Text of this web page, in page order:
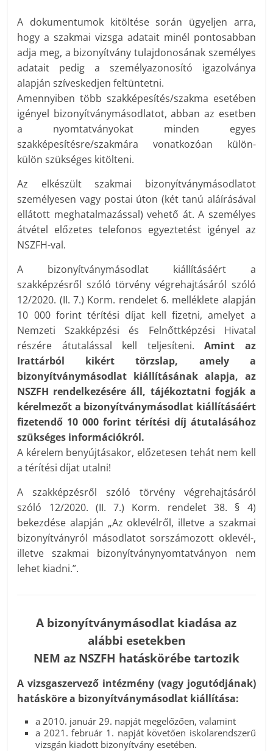
A dokumentumok kitöltése során ügyeljen arra,
hogy a szakmai vizsga adatait minél pontosabban
adja meg, a bizonyítvány tulajdonosának személyes
adatait pedig a személyazonosító igazolványa
alapján szíveskedjen feltüntetni.
Amennyiben több szakképesítés/szakma esetében
igényel bizonyítványmásodlatot, abban az esetben
a nyomtatványokat minden egyes
szakképesítésre/szakmára vonatkozóan külön-
külön szükséges kitölteni.
Az elkészült szakmai bizonyítványmásodlatot
személyesen vagy postai úton (két tanú aláírásával
ellátott meghatalmazással) vehető át. A személyes
átvétel előzetes telefonos egyeztetést igényel az
NSZFH-val.
A bizonyítványmásodlat kiállításáért a
szakképzésről szóló törvény végrehajtásáról szóló
12/2020. (II. 7.) Korm. rendelet 6. melléklete alapján
10 000 forint térítési díjat kell fizetni, amelyet a
Nemzeti Szakképzési és Felnőttképzési Hivatal
részére átutalással kell teljesíteni.Amint az
Irattárból kikért törzslap, amely a
bizonyítványmásodlat kiállításának alapja, az
NSZFH rendelkezésére áll, tájékoztatni fogják a
kérelmezőt a bizonyítványmásodlat kiállításáért
fizetendő 10 000 forint térítési díj átutalásához
szükséges információkról.
A kérelem benyújtásakor, előzetesen tehát nem kell
a térítési díjat utalni!
A szakképzésről szóló törvény végrehajtásáról
szóló 12/2020. (II. 7.) Korm. rendelet 38. § 4)
bekezdése alapján „Az oklevélről, illetve a szakmai
bizonyítványról másodlatot sorszámozott oklevél-,
illetve szakmai bizonyítványnyomtatványon nem
lehet kiadni.”.
A bizonyítványmásodlat kiadása az
alábbi esetekben
NEM az NSZFH hatáskörébe tartozik
A vizsgaszervező intézmény (vagy jogutódjának)
hatásköre a bizonyítványmásodlat kiállítása:
a 2010. január 29. napját megelőzően, valamint
a 2021. február 1. napját követően iskolarendszerű
vizsgán kiadott bizonyítvány esetében.